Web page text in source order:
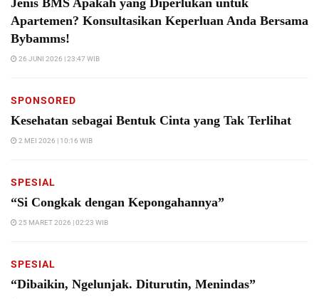
Apartemen? Konsultasikan Keperluan Anda Bersama
Bybamms!
26 JUNI 2026 | 23:47 WIB
SPONSORED
Kesehatan sebagai Bentuk Cinta yang Tak Terlihat
2 MEI 2026 | 10:16 WIB
SPESIAL
“Si Congkak dengan Kepongahannya”
25 MARET 2026 | 02:23 WIB
SPESIAL
“Dibaikin, Ngelunjak. Diturutin, Menindas”